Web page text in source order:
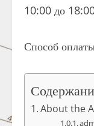
10:00 до
Способ
About the